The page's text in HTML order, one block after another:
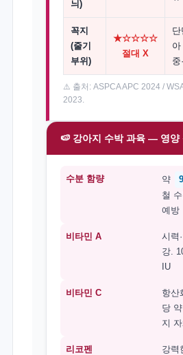
늬)
꼭지
(줄기
부위)
★☆☆☆☆
절대 X
단
중
⚠️ 출처: ASPCA APC 2024 /
2023.
🍉 강아지 수박 과육 — 영양
수분 함량 약
철
예방
비타민 A
시력
강.
IU
비타민 C
항산
당
지
리코펜
강력